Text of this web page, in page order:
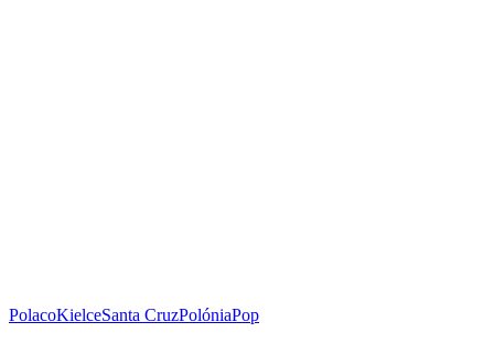
PolacoKielceSanta CruzPolóniaPop